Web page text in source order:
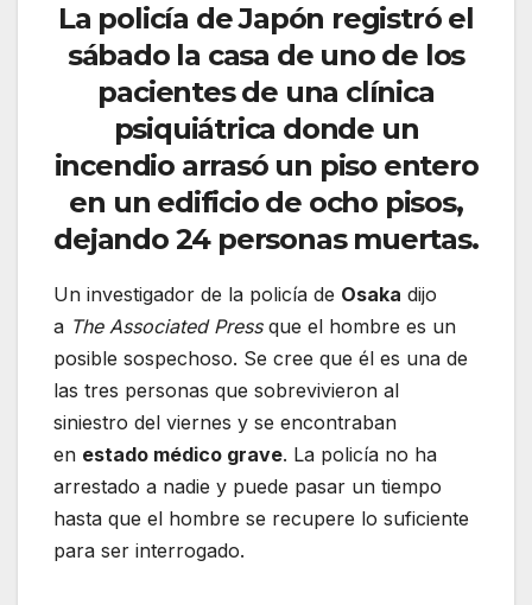
La policía de Japón registró el
sábado la casa de uno de los
pacientes de una clínica
psiquiátrica donde un
incendio arrasó un piso entero
en un edificio de ocho pisos,
dejando 24 personas muertas.
Un investigador de la policía de Osaka dijo
a The Associated Pressque el hombre es un
posible sospechoso. Se cree que él es una de
las tres personas que sobrevivieron al
siniestro del viernes y se encontraban
en estado médico grave. La policía no ha
arrestado a nadie y puede pasar un tiempo
hasta que el hombre se recupere lo suficiente
para ser interrogado.